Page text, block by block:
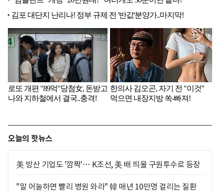
오늘의 핫뉴스
美 방산 기업도 '깜짝'… K조선, 美 배 띄울 구원투수로 등장
"말 어눌하면 빨리 병원 와라" 韓 매년 10만명 걸리는 질환